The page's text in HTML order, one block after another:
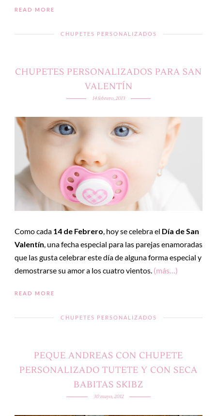
READ MORE
CHUPETES PERSONALIZADOS
CHUPETES PERSONALIZADOS PARA SAN
VALENTÍN
14 febrero, 2013
Como cada 14 de Febrero, hoy se celebra el Día de San
Valentín, una fecha especial para las parejas enamoradas
que las gusta celebrar este día de alguna forma especial y
demostrarse su amor a los cuatro vientos. (más…)
READ MORE
CHUPETES PERSONALIZADOS
PEQUE ANDREAS CON CHUPETE
PERSONALIZADO TUTETE Y CON SECA
BABITAS SKIBZ
30 mayo, 2012